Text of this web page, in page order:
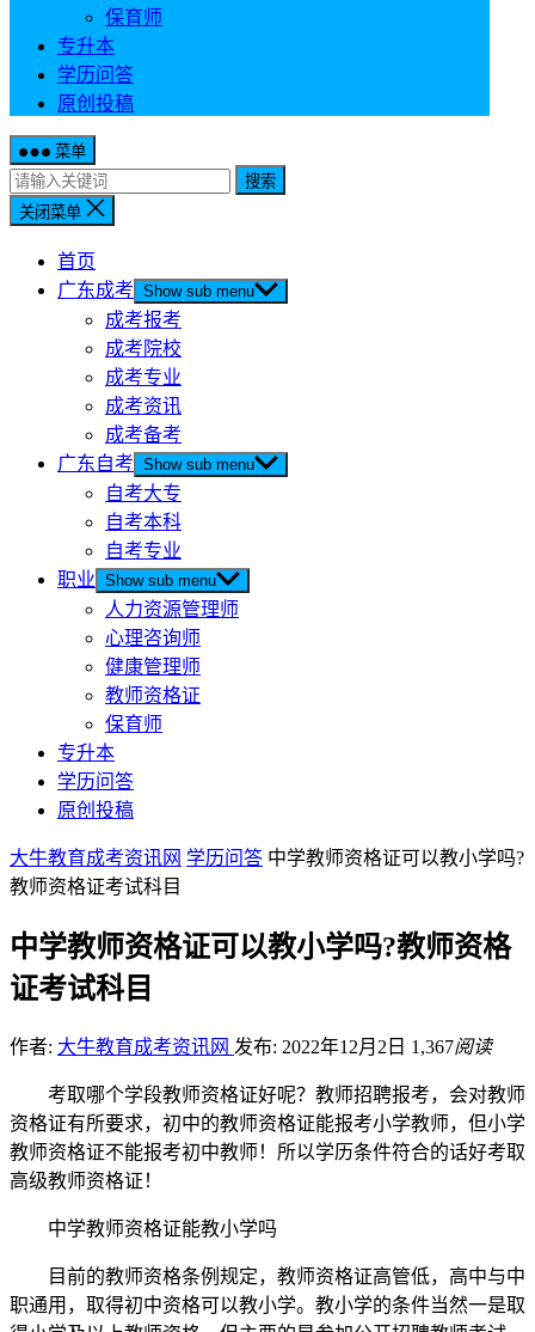
保育师
专升本
学历问答
原创投稿
菜单
搜索
关闭菜单
首页
广东成考 Show sub menu
成考报考
成考院校
成考专业
成考资讯
成考备考
广东自考 Show sub menu
自考大专
自考本科
自考专业
职业 Show sub menu
人力资源管理师
心理咨询师
健康管理师
教师资格证
保育师
专升本
学历问答
原创投稿
大牛教育成考资讯网 学历问答 中学教师资格证可以教小学吗?
教师资格证考试科目
中学教师资格证可以教小学吗?教师资格
证考试科目
作者: 大牛教育成考资讯网 发布: 2022年12月2日 1,367阅读
考取哪个学段教师资格证好呢？教师招聘报考，会对教师
资格证有所要求，初中的教师资格证能报考小学教师，但小学
教师资格证不能报考初中教师！所以学历条件符合的话好考取
高级教师资格证！
中学教师资格证能教小学吗
目前的教师资格条例规定，教师资格证高管低，高中与中
职通用，取得初中资格可以教小学。教小学的条件当然一是取